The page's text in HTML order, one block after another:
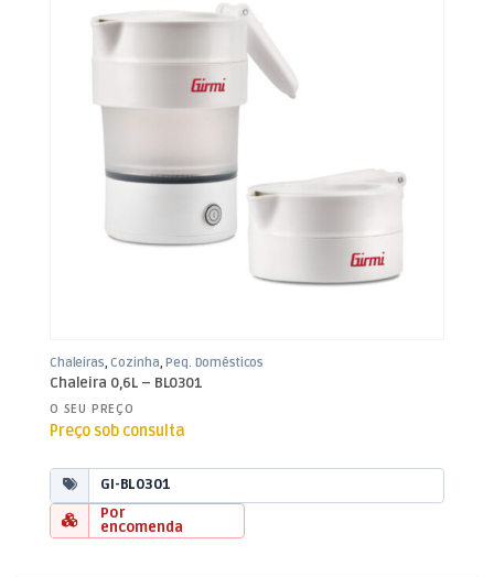
Chaleiras ,Cozinha ,Peq. Domésticos
Chaleira 0,6L – BL0301
O SEU PREÇO
Preço sob consulta
GI-BL0301
Por
encomenda